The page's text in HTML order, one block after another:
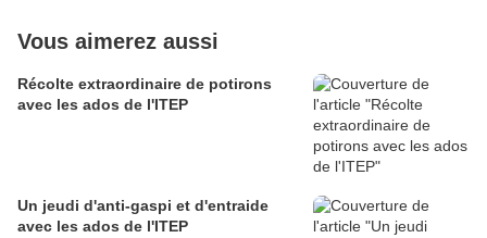
Vous aimerez aussi
Récolte extraordinaire de potirons
avec les ados de l'ITEP
Un jeudi d'anti-gaspi et d'entraide
avec les ados de l'ITEP